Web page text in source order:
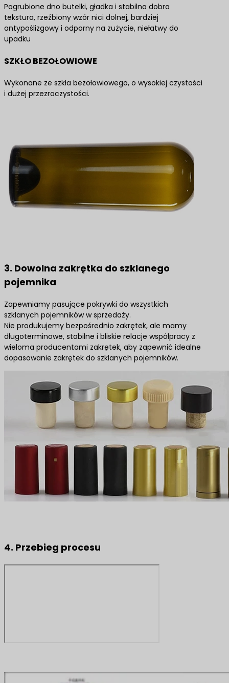
Pogrubione dno butelki, gładka i stabilna dobra
tekstura, rzeźbiony wzór nici dolnej, bardziej
antypoślizgowy i odporny na zużycie, niełatwy do
upadku
SZKŁO BEZOŁOWIOWE
Wykonane ze szkła bezołowiowego, o wysokiej czystości
i dużej przezroczystości.
3. Dowolna zakrętka do szklanego
pojemnika
Zapewniamy pasujące pokrywki do wszystkich
szklanych pojemników w sprzedaży.
Nie produkujemy bezpośrednio zakrętek, ale mamy
długoterminowe, stabilne i bliskie relacje współpracy z
wieloma producentami zakrętek, aby zapewnić idealne
dopasowanie zakrętek do szklanych pojemników.
4. Przebieg procesu